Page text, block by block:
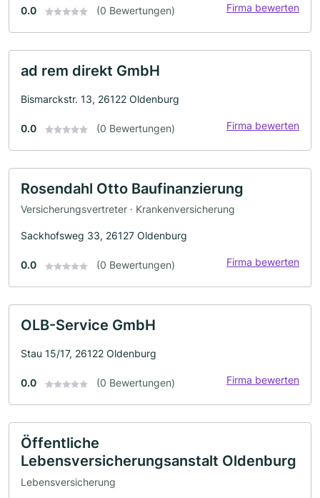
0.0 (0 Bewertungen) Firma bewerten
ad rem direkt GmbH
Bismarckstr. 13, 26122 Oldenburg
0.0 (0 Bewertungen) Firma bewerten
Rosendahl Otto Baufinanzierung
Versicherungsvertreter · Krankenversicherung
Sackhofsweg 33, 26127 Oldenburg
0.0 (0 Bewertungen) Firma bewerten
OLB-Service GmbH
Stau 15/17, 26122 Oldenburg
0.0 (0 Bewertungen) Firma bewerten
Öffentliche
Lebensversicherungsanstalt Oldenburg
Lebensversicherung